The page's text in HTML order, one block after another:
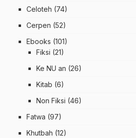
Celoteh (74)
Cerpen (52)
Ebooks (101)
Fiksi (21)
Ke NU an (26)
Kitab (6)
Non Fiksi (46)
Fatwa (97)
Khutbah (12)